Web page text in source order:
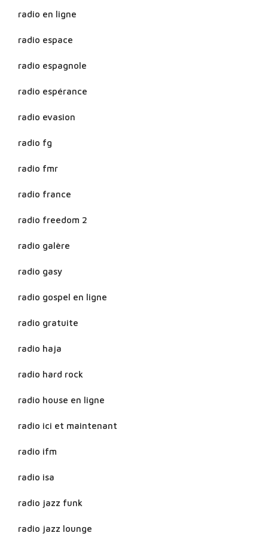
radio en ligne
radio espace
radio espagnole
radio espérance
radio evasion
radio fg
radio fmr
radio france
radio freedom 2
radio galère
radio gasy
radio gospel en ligne
radio gratuite
radio haja
radio hard rock
radio house en ligne
radio ici et maintenant
radio ifm
radio isa
radio jazz funk
radio jazz lounge